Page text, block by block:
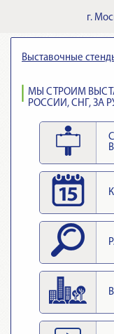
г.
Выставочные
МЫ СТРОИМ
РОССИИ, СНГ, ЗА